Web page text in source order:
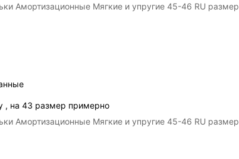
Амортизационные Мягкие и упругие 45-46 RU размер
, на 43 размер примерно
Амортизационные Мягкие и упругие 45-46 RU размер